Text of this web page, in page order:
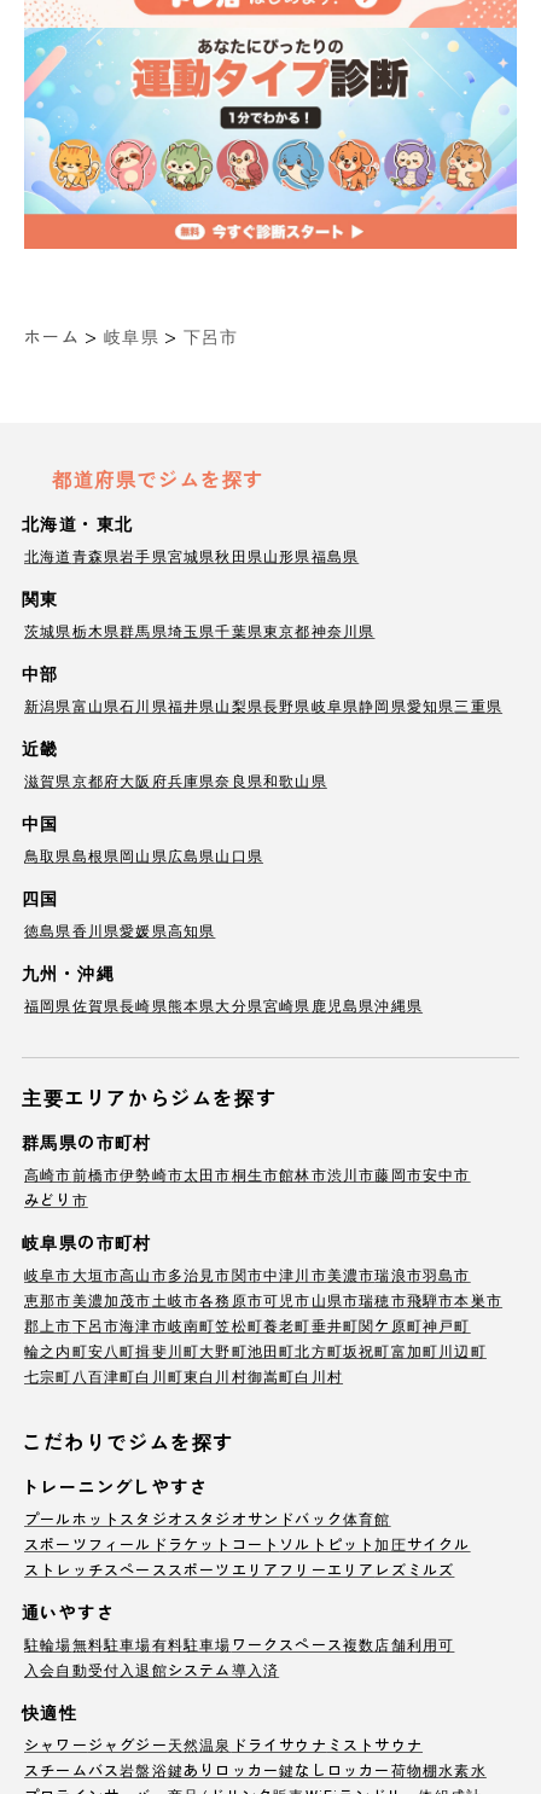
ホーム > 岐阜県 > 下呂市
都道府県でジムを探す
北海道・東北
北海道青森県岩手県宮城県秋田県山形県福島県
関東
茨城県栃木県群馬県埼玉県千葉県東京都神奈川県
中部
新潟県富山県石川県福井県山梨県長野県岐阜県静岡県愛知県三重県
近畿
滋賀県京都府大阪府兵庫県奈良県和歌山県
中国
鳥取県島根県岡山県広島県山口県
四国
徳島県香川県愛媛県高知県
九州・沖縄
福岡県佐賀県長崎県熊本県大分県宮崎県 鹿児島県沖縄県
主要エリアからジムを探す
群馬県の市町村
高崎市前橋市伊勢崎市太田市桐生市館林市渋川市藤岡市安中市
みどり市
岐阜県の市町村
岐阜市大垣市高山市多治見市関市中津川市美濃市瑞浪市羽島市
恵那市美濃加茂市土岐市各務原市可児市山県市瑞穂市飛騨市本巣市
郡上市下呂市海津市岐南町笠松町養老町垂井町関ケ原町神戸町
輪之内町安八町揖斐川町大野町池田町北方町坂祝町富加町川辺町
七宗町 八百津町白川町東白川村御嵩町白川村
こだわりでジムを探す
トレーニングしやすさ
プールホットスタジオ スタジオサンドバック体育館
スポーツフィールド ラケットコート ソルトピット加圧サイクル
ストレッチスペース スポーツエリア フリーエリア レズミルズ
通いやすさ
駐輪場無料駐車場有料駐車場ワークスペース複数店舗利用可
入会自動受付 入退館システム導入済
快適性
シャワージャグジー天然温泉 ドライサウナ ミストサウナ
スチームバス岩盤浴鍵ありロッカー鍵なしロッカー荷物棚水素水